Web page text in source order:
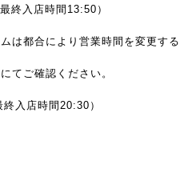
入店時間13:50）
は都合により営業時間を変更する
てご確認ください。
入店時間20:30）